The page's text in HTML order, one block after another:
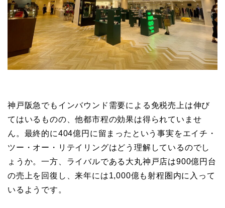
神戸阪急でもインバウンド需要による免税売上は伸び
てはいるものの、他都市程の効果は得られていませ
ん。最終的に404億円に留まったという事実をエイチ・
ツー・オー・リテイリングはどう理解しているのでし
ょうか。一方、ライバルである大丸神戸店は900億円台
の売上を回復し、来年には1,000億も射程圏内に入って
いるようです。